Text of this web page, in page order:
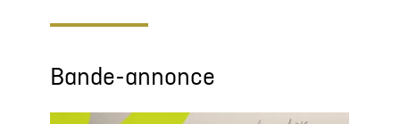
Bande-annonce